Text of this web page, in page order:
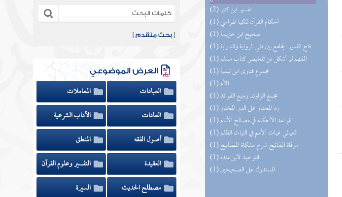
(2) تفسير ابن كثير
(1) أحكام القرآن للكيا الهراسي
(1) صحيح ابن خزيمة
(1) فتح القدير الجامع بين فني الرواية والدراية
(1) المفهم لما أشكل من تلخيص كتاب مسلم
(1) مجموع فتاوى ابن تيمية
(1) الأم
(1) مجمع الزاوئد ومنبع الفوائد
(1) رد المحتار على الدر المختار
(1) قواعد الأحكام في مصالح الأنام
(1) الغياثي غياث الأمم في التياث الظلم
(1) مرقاة المفاتيح شرح مشكاة المصابيح
(1) التوحيد لابن منده
(1) المستدرك على الصحيحين
[بحث متقدم ]
العرض الموضوعي
العبادات
المعاملات
العادات
الآداب الشرعية
أصول الفقه
المنطق
العقيدة
التفسير وعلوم القرآن
مصطلح الحديث
السيرة